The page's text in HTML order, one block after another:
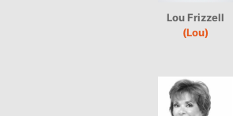
Lou Frizzell
(Lou)